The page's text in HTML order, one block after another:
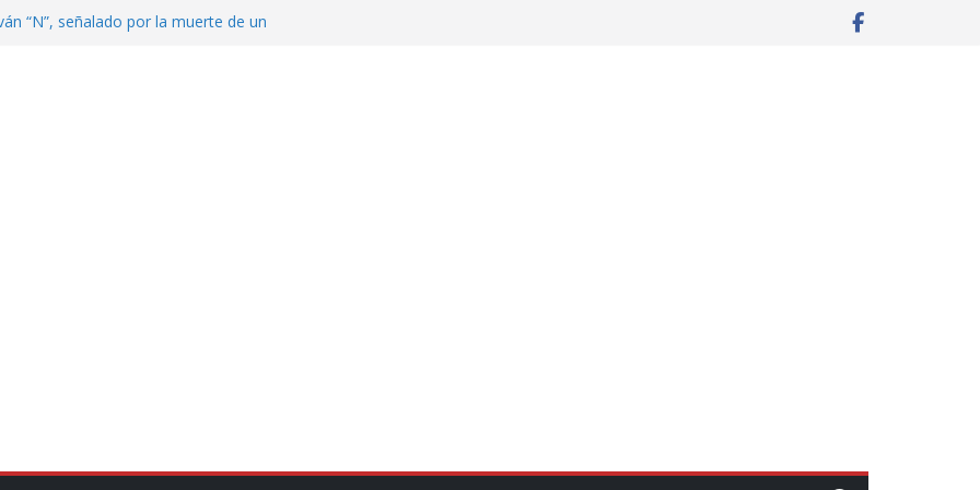
“N”, señalado por la muerte de un
Veracruz; aumentan a 33 los
secos